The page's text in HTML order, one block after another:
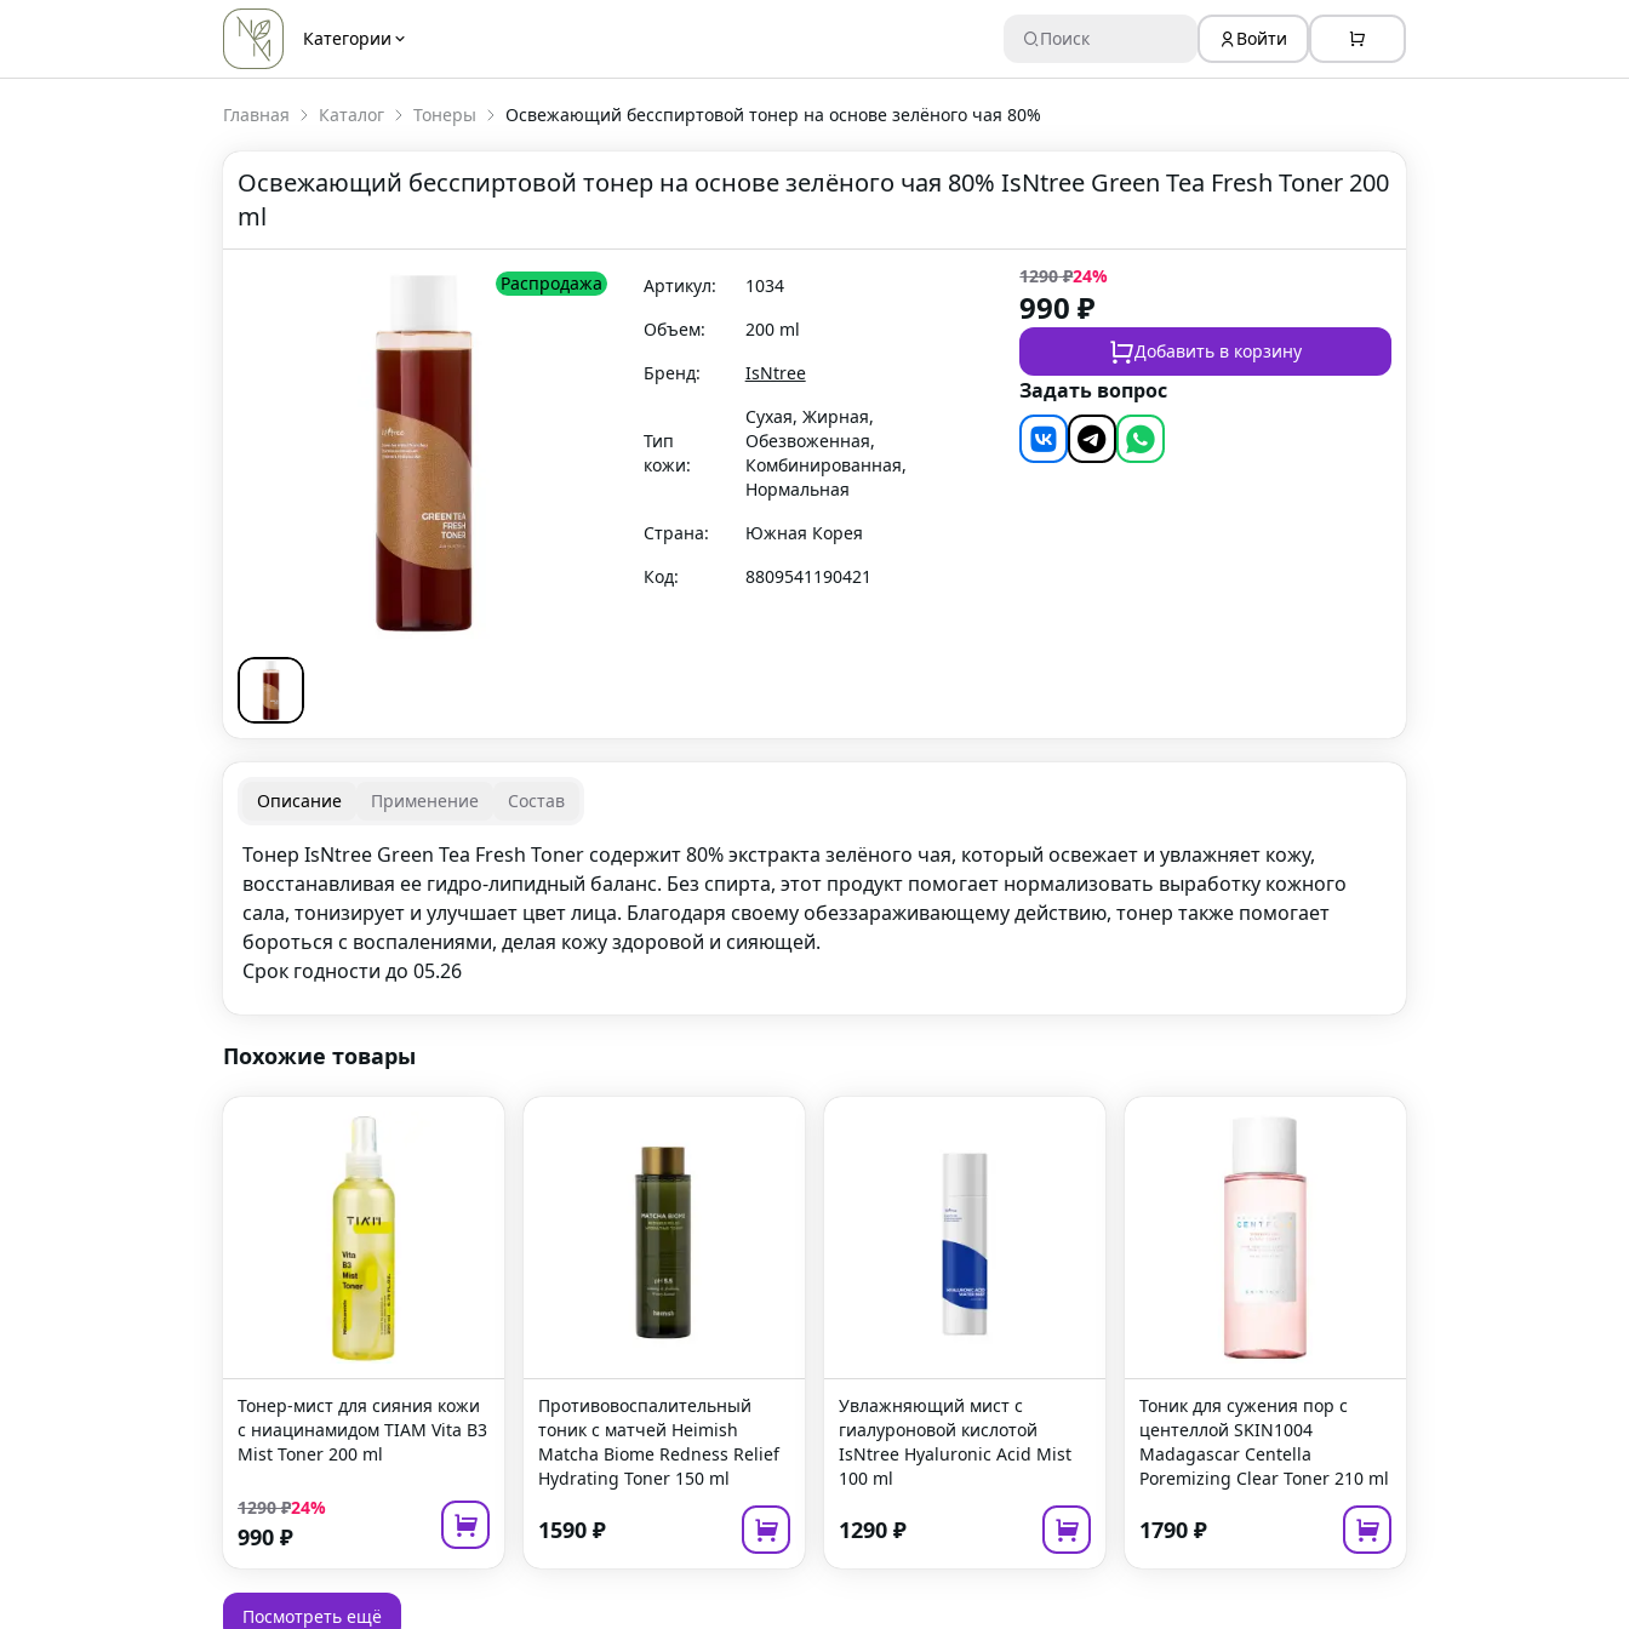
Категории Поиск Войти
Главная Каталог Тонеры Освежающий бесспиртовой тонер на основе зелёного чая 80%
Освежающий бесспиртовой тонер на основе зелёного чая 80% IsNtree Green Tea Fresh Toner 200
ml
Распродажа Артикул:
1034
Объем:
200 ml
Бренд:
IsNtree
Тип
кожи:
Сухая, Жирная,
Обезвоженная,
Комбинированная,
Нормальная
Страна:
Южная Корея
Код:
8809541190421
1290₽24%
990 ₽
Добавить в корзину
Задать вопрос
Описание Применение Состав
Тонер IsNtree Green Tea Fresh Toner содержит 80% экстракта зелёного чая, который освежает и увлажняет кожу,
восстанавливая ее гидро-липидный баланс. Без спирта, этот продукт помогает нормализовать выработку кожного
сала, тонизирует и улучшает цвет лица. Благодаря своему обеззараживающему действию, тонер также помогает
бороться с воспалениями, делая кожу здоровой и сияющей.
Срок годности до 05.26
Похожие товары
Тонер-мист для сияния кожи
с ниацинамидом TIAM Vita B3
Mist Toner 200 ml
1290₽24%
990 ₽
Противовоспалительный
тоник с матчей Heimish
Matcha Biome Redness Relief
Hydrating Toner 150 ml
1590 ₽
Увлажняющий мист с
гиалуроновой кислотой
IsNtree Hyaluronic Acid Mist
100 ml
1290 ₽
Тоник для сужения пор с
центеллой SKIN1004
Madagascar Centella
Poremizing Clear Toner 210 ml
1790 ₽
Посмотреть ещё